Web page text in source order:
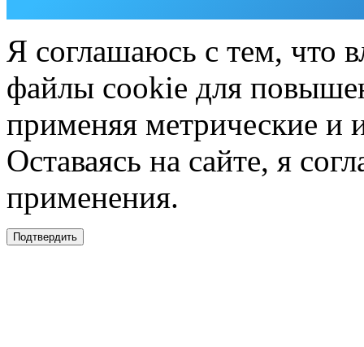
Я соглашаюсь с тем, что
файлы cookie для
применяя метрические и
Оставаясь на сайте, я
применения.
Подтвердить